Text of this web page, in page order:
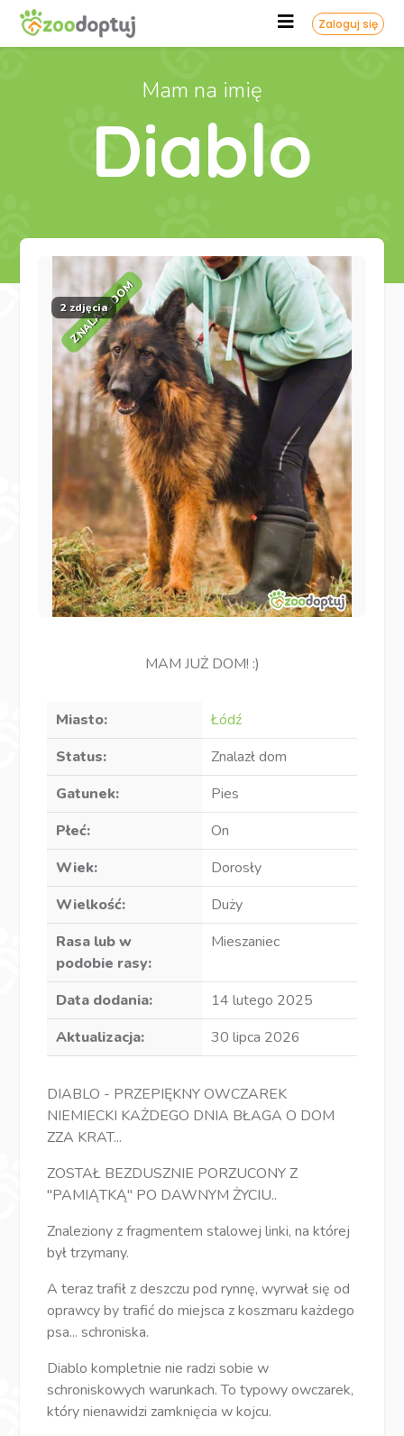
Zaloguj się
Mam na imię
Diablo
ZNALAZŁ DOM
2 zdjęcia
MAM JUŻ DOM! :)
Miasto:
Łódź
Status:
Znalazł dom
Gatunek:
Pies
Płeć:
On
Wiek:
Dorosły
Wielkość:
Duży
Rasa lub w
podobie rasy:
Mieszaniec
Data dodania:
14 lutego 2025
Aktualizacja:
30 lipca 2026
DIABLO - PRZEPIĘKNY OWCZAREK
NIEMIECKI KAŻDEGO DNIA BŁAGA O DOM
ZZA KRAT...
ZOSTAŁ BEZDUSZNIE PORZUCONY Z
"PAMIĄTKĄ" PO DAWNYM ŻYCIU..
Znaleziony z fragmentem stalowej linki, na której
był trzymany.
A teraz trafił z deszczu pod rynnę, wyrwał się od
oprawcy by trafić do miejsca z koszmaru każdego
psa... schroniska.
Diablo kompletnie nie radzi sobie w
schroniskowych warunkach. To typowy owczarek,
który nienawidzi zamknięcia w kojcu.